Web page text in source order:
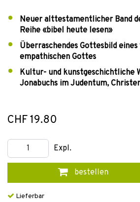
Neuer alttestamentlicher Band
Reihe «bibel heute lesen»
Überraschendes Gottesbild
empathischen Gottes
Kultur- und kunstgeschichtliche
Jonabuchs im Judentum,
CHF 19.80
Expl.
bestellen
Lieferbar